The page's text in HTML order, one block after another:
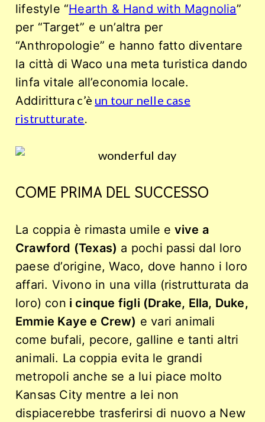
lifestyle “Hearth & Hand with Magnolia”
per “Target” e un’altra per
“Anthropologie” e hanno fatto diventare
la città di Waco una meta turistica dando
linfa vitale all’economia locale.
Addirittura c’è un tour nelle case
ristrutturate
COME PRIMA DEL SUCCESSO
La coppia è rimasta umile e vive a
Crawford (Texas) a pochi passi dal loro
paese d’origine, Waco, dove hanno i loro
affari. Vivono in una villa (ristrutturata da
loro) con i cinque figli (Drake, Ella, Duke,
Emmie Kaye e Crew) e vari animali
come bufali, pecore, galline e tanti altri
animali. La coppia evita le grandi
metropoli anche se a lui piace molto
Kansas City mentre a lei non
dispiacerebbe trasferirsi di nuovo a New